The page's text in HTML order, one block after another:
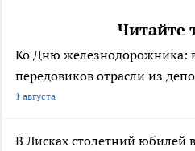
Читайте
Ко Дню железнодорожника:
передовиков отрасли из
1 августа
В Лисках столетний юбилей